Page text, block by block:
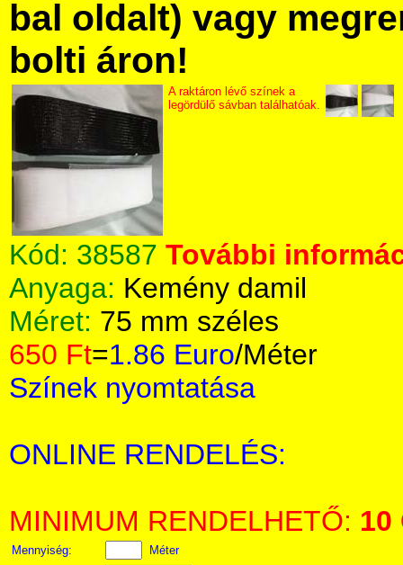
bal oldalt) vagy
bolti áron!
A raktáron lévő színek a
legördülő sávban találhatóak.
Kód: 38587 További
Anyaga: Kemény damil
Méret: 75 mm széles
650 Ft=1.86 Euro/Méter
Színek nyomtatása
ONLINE RENDELÉS:
MINIMUM RENDELHETŐ: 10
Mennyiség:
Méter